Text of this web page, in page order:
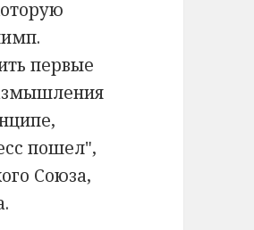
первые
пошел",
Союза,